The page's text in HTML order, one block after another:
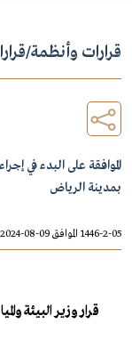
قرارات وأنظمة/
الموافقة على البدء في
بمدينة الرياض
1446-2-05 الموافق 09-08-2024
قرار وزير البيئة والمياه والزراعة